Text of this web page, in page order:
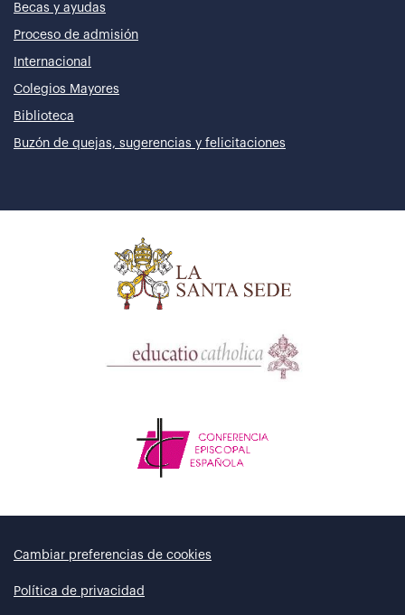
Becas y ayudas
Proceso de admisión
Internacional
Colegios Mayores
Biblioteca
Buzón de quejas, sugerencias y felicitaciones
Cambiar preferencias de cookies
Política de privacidad